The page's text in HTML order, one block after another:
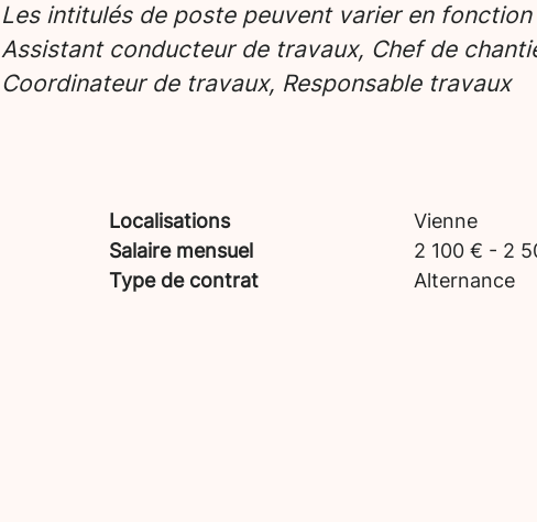
Les intitulés de poste peuvent varier en
Assistant conducteur de travaux, Chef de
Coordinateur de travaux, Responsable travaux
Localisations
Vienne
Salaire mensuel
2 100 € - 2
Type de contrat
Alternance